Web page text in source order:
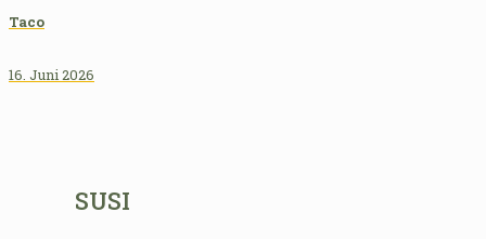
Taco
16. Juni 2026
SUSI